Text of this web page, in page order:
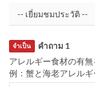
คำถาม 1
จำเป็น
アレルギー食材の有無
例：蟹と海老アレル